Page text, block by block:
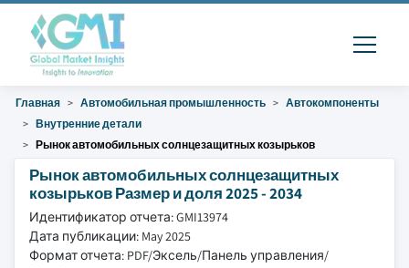
Главная Автомобильная промышленность
Автокомпоненты
Внутренние детали
Рынок автомобильных солнцезащитных козырьков
Рынок автомобильных солнцезащитных
козырьков Размер и доля 2025 - 2034
Идентификатор отчета: GMI13974
Дата публикации: May 2025
Формат отчета: PDF/Эксель/Панель управления/